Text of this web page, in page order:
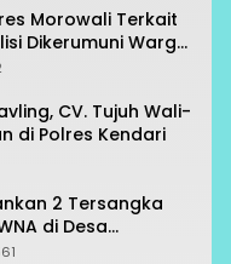
Morowali Terkait
Dikerumuni Warga
CV. Tujuh Wali-
di Polres Kendari
2 Tersangka
di Desa